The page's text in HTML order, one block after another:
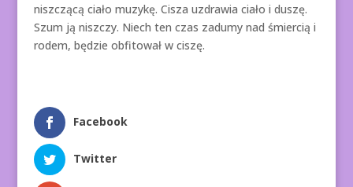
niszczącą ciało muzykę. Cisza uzdrawia ciało i duszę.
Szum ją niszczy. Niech ten czas zadumy nad śmiercią i
rodem, będzie obfitował w ciszę.
Facebook
Twitter